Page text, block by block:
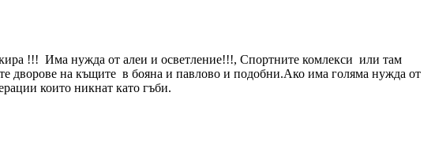
!!! Има нужда от алеи и осветление!!!, Спортните комлекси или там
дворове на къщите в бояна и павлово и подобни.Ако има голяма нужда от
които никнат като гъби.